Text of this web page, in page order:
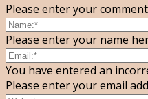
Please enter your
Please enter your name
You have entered an
Please enter your email